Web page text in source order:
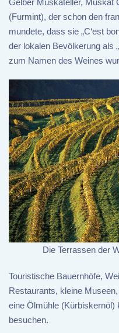
Gelber Muskateller, Muskat
(Furmint), der schon den
mundete, dass sie „C‘est
der lokalen Bevölkerung als
zum Namen des Weines
Die Terrassen der
Touristische Bauernhöfe,
Restaurants, kleine
eine Ölmühle (Kürbiskernöl)
besuchen.